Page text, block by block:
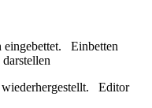
eingebettet. Einbetten
Editor